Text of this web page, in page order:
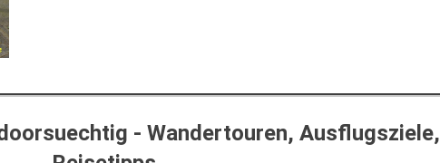
- Wandertouren, Ausflugsziele,